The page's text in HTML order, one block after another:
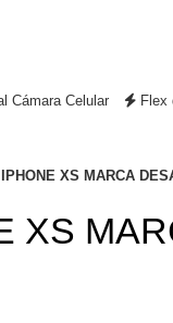
Cámara Celular Flex
XS MARCA
XS